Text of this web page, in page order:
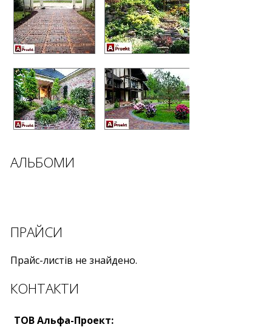
АЛЬБОМИ
ПРАЙСИ
Прайс-листів не знайдено.
КОНТАКТИ
ТОВ Альфа-Проект: